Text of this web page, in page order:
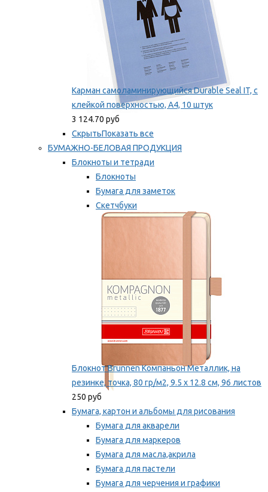
Карман самоламинирующийся Durable Seal IT, с
клейкой поверхностью, A4, 10 штук
3 124.70 руб
СкрытьПоказать все
БУМАЖНО-БЕЛОВАЯ ПРОДУКЦИЯ
Блокноты и тетради
Блокноты
Бумага для заметок
Скетчбуки
Тетради
Блокнот Brunnen Компаньон Металлик, на
резинке, точка, 80 гр/м2, 9.5 х 12.8 см, 96 листов
250 руб
Бумага, картон и альбомы для рисования
Бумага для акварели
Бумага для маркеров
Бумага для масла,акрила
Бумага для пастели
Бумага для черчения и графики